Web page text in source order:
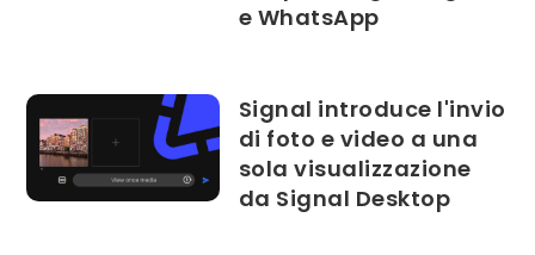
e WhatsApp
Signal introduce l'invio
di foto e video a una
sola visualizzazione
da Signal Desktop